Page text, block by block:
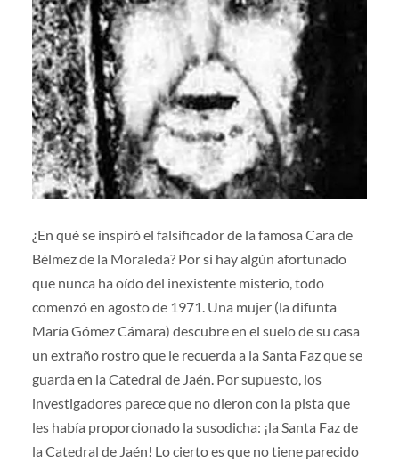
¿En qué se inspiró el falsificador de la famosa Cara de
Bélmez de la Moraleda? Por si hay algún afortunado
que nunca ha oído del inexistente misterio, todo
comenzó en agosto de 1971. Una mujer (la difunta
María Gómez Cámara) descubre en el suelo de su casa
un extraño rostro que le recuerda a la Santa Faz que se
guarda en la Catedral de Jaén. Por supuesto, los
investigadores parece que no dieron con la pista que
les había proporcionado la susodicha: ¡la Santa Faz de
la Catedral de Jaén! Lo cierto es que no tiene parecido